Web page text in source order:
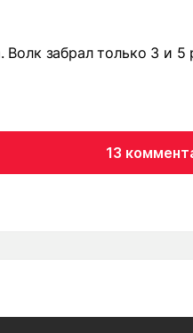
Волк забрал только 3 и
13